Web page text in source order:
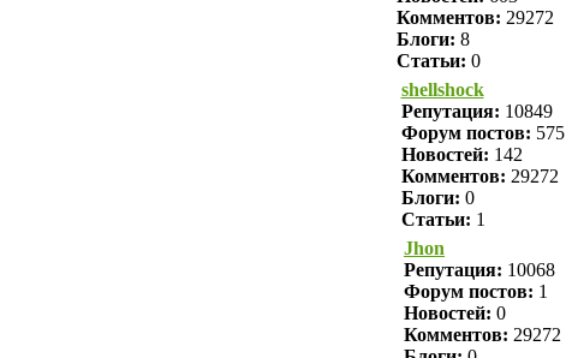
Комментов: 29272
Блоги: 8
Статьи: 0
shellshock
Репутация: 10849
Форум постов: 575
Новостей: 142
Комментов: 29272
Блоги: 0
Статьи: 1
Jhon
Репутация: 10068
Форум постов: 1
Новостей: 0
Комментов: 29272